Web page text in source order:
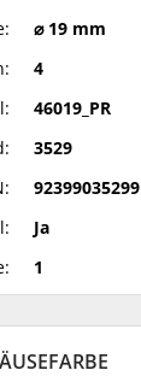
⌀ 19 mm
4
46019_PR
3529
92399035299
Ja
1